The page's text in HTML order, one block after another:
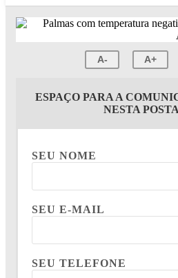
A- A+
ESPAÇO PARA A
NESTA
SEU NOME
SEU E-MAIL
SEU TELEFONE